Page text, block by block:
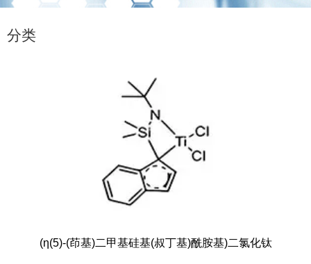
分类
(η(5)-(茚基)二甲基硅基(叔丁基)酰胺基)二氯化钛